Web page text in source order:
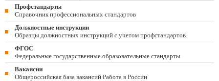
Профстандарты
Справочник профессиональных стандартов
Должностные инструкции
Образцы должностных инструкций с учетом профстандартов
ФГОС
Федеральные государственные образовательные стандарты
Вакансии
Общероссийская база вакансий Работа в России